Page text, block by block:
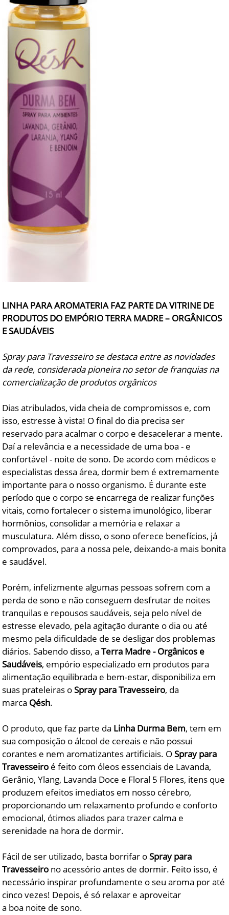
LINHA PARA AROMATERIA FAZ PARTE DA VITRINE DE
PRODUTOS DO EMPÓRIO TERRA MADRE – ORGÂNICOS
E SAUDÁVEIS
Spray para Travesseiro se destaca entre as novidades
da rede, considerada pioneira no setor de franquias na
comercialização de produtos orgânicos
Dias atribulados, vida cheia de compromissos e, com
isso, estresse à vista! O final do dia precisa ser
reservado para acalmar o corpo e desacelerar a mente.
Daí a relevância e a necessidade de uma boa - e
confortável - noite de sono. De acordo com médicos e
especialistas dessa área, dormir bem é extremamente
importante para o nosso organismo. É durante este
período que o corpo se encarrega de realizar funções
vitais, como fortalecer o sistema imunológico, liberar
hormônios, consolidar a memória e relaxar a
musculatura. Além disso, o sono oferece benefícios, já
comprovados, para a nossa pele, deixando-a mais bonita
e saudável.
Porém, infelizmente algumas pessoas sofrem com a
perda de sono e não conseguem desfrutar de noites
tranquilas e repousos saudáveis, seja pelo nível de
estresse elevado, pela agitação durante o dia ou até
mesmo pela dificuldade de se desligar dos problemas
diários. Sabendo disso, aTerra Madre - Orgânicos e
Saudáveis, empório especializado em produtos para
alimentação equilibrada e bem-estar, disponibiliza em
suas prateleiras oSpray para Travesseiro, da
marca Qésh.
O produto, que faz parte da Linha Durma Bem, tem em
sua composição o álcool de cereais e não possui
corantes e nem aromatizantes artificiais. OSpray para
Travesseiro é feito com óleos essenciais de Lavanda,
Gerânio, Ylang, Lavanda Doce e Floral 5 Flores, itens que
produzem efeitos imediatos em nosso cérebro,
proporcionando um relaxamento profundo e conforto
emocional, ótimos aliados para trazer calma e
serenidade na hora de dormir.
Fácil de ser utilizado, basta borrifar oSpray para
Travesseiro no acessório antes de dormir. Feito isso, é
necessário inspirar profundamente o seu aroma por até
cinco vezes! Depois, é só relaxar e aproveitar
a boa noite de sono.